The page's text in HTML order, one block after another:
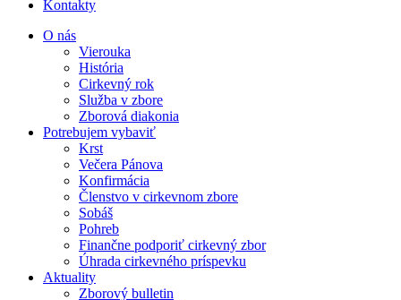
Kontakty
O nás
Vierouka
História
Cirkevný rok
Služba v zbore
Zborová diakonia
Potrebujem vybaviť
Krst
Večera Pánova
Konfirmácia
Členstvo v cirkevnom zbore
Sobáš
Pohreb
Finančne podporiť cirkevný zbor
Úhrada cirkevného príspevku
Aktuality
Zborový bulletin